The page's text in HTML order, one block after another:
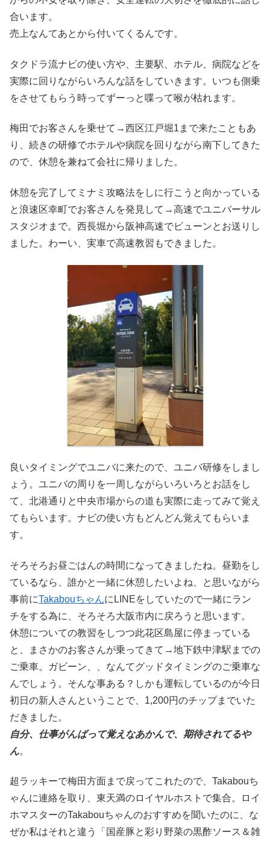
合います。
売上なんてあとから付いてくるんです。
タクドラ流ナビの使い方や、主要駅、ホテル、病院などを
実際に回りながらいろんな話をしていきます。いつも側乗
をさせてもらう時ってずーっと喋って喉が枯れます。
梅田でお客さんを乗せて→西区江戸堀1まで来たこともあ
り、続きの研修でホテルや病院を回りながら南下してきた
ので、休憩を兼ねて会社に帰りました。
休憩を完了してミナミ攻略法をしに行こうと向かっている
と浪速区幸町でお客さんを発見して→高速でユニバーサル
スタジオまで。西長堀から阪神高速でビューンとお送りし
ました。わーい、実車で高速教習もできました。
良いタイミングでユニバに来たので、ユニバ研修をしまし
ょう。ユニバの周りを一周しながらいろいろとお話をし
て、北港通りと中央市場からの道も実際に走ってみて覚え
てもらいます。ナビの使い方もどんどん覚えてもらいま
す。
そろそろお昼ごはんの時間になってきましたね。昼勤をし
ているなら、誰かと一緒に休憩したいよね、と思いながら
事前にTakabouちゃんにLINEをしていたので一緒にラン
チをする為に、そろそろ大阪市内に戻ろうと思います。
休憩についての教習をしつつ此花区島屋に停まっている
と、まさかのお客さんが乗ってきて→地下鉄中津駅までの
ご乗車。ガビーン、、なんてグッドタイミングのご乗車な
んでしょう。そんな事ある？しかも運転しているのが今日
初日の新人さんということで、1,200円のチップまでいた
だきました。
自分、仕事がんばって覚えなあかんで、期待されてるや
ん。
超ラッキーで梅田方面まで戻ってこれたので、Takabouち
ゃんに連絡を取り、東天満のロイヤルホストで集合。ロイ
ホマスターのTakabouちゃんのおすすめを聞いたのに、な
ぜか私はそれと違う「国産豚と彩り野菜の黒酢ソース＆雑